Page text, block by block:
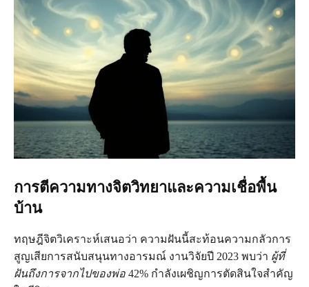
การตีความทางจิตวิทยาและความเชื่อพื้น
บ้าน
ทฤษฎีจิตวิเคราะห์เสนอว่า ความฝันนี้สะท้อนความกลัวการ
สูญเสียการสนับสนุนทางอารมณ์ งานวิจัยปี 2023 พบว่า ผู้ที่
ฝันถึงการจากไปของพ่อ 42% กำลังเผชิญการตัดสินใจสำคัญ